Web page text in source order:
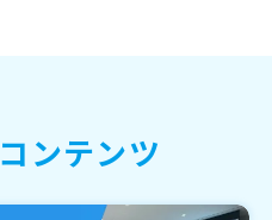
コンテンツ